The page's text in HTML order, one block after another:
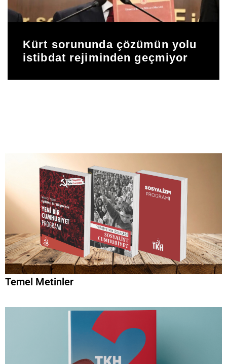
Kürt sorununda çözümün yolu
istibdat rejiminden geçmiyor
Temel Metinler